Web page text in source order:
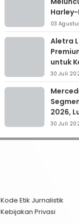
03
Aletra
untuk
30 Juli
2026,
PRO
30 Juli
Kode Etik Jurnalistik
Kebijakan Privasi